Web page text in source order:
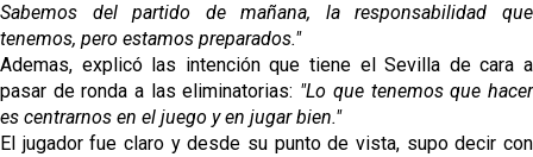
Sabemos del partido de mañana, la responsabilidad que
tenemos, pero estamos preparados."
Ademas, explicó las intención que tiene el Sevilla de cara a
pasar de ronda a las eliminatorias: "Lo que tenemos que hacer
es centrarnos en el juego y en jugar bien."
El jugador fue claro y desde su punto de vista, supo decir con